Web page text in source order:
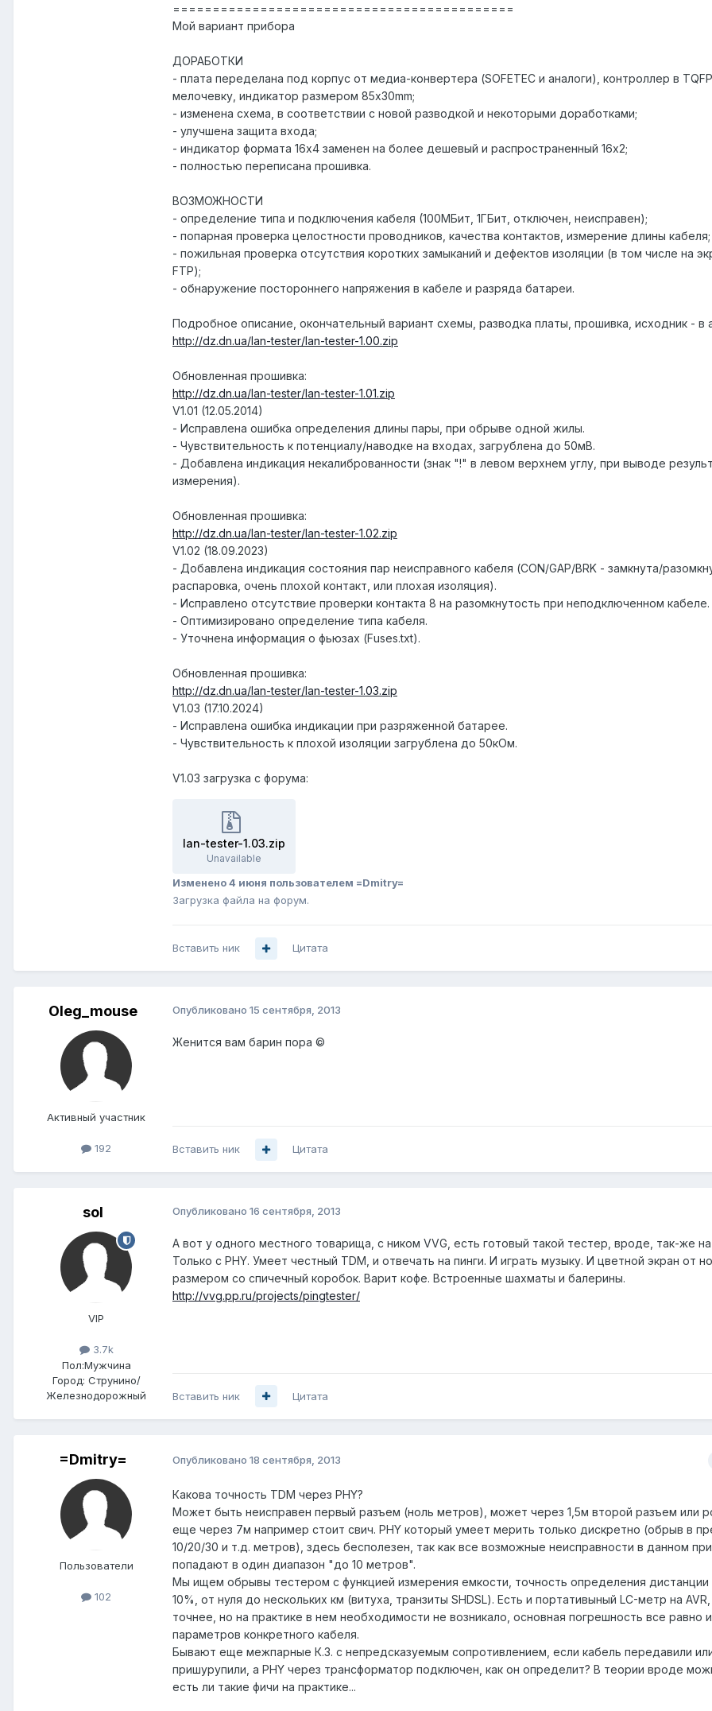
===========================================
Мой вариант прибора
ДОРАБОТКИ
- плата переделана под корпус от медиа-конвертера (SOFETEC и аналоги), контроллер в
мелочевку, индикатор размером 85x30mm;
- изменена схема, в соответствии с новой разводкой и некоторыми доработками;
- улучшена защита входа;
- индикатор формата 16x4 заменен на более дешевый и распространенный 16x2;
- полностью переписана прошивка.
ВОЗМОЖНОСТИ
- определение типа и подключения кабеля (100МБит, 1ГБит, отключен, неисправен);
- попарная проверка целостности проводников, качества контактов, измерение длины кабеля;
- пожильная проверка отсутствия коротких замыканий и дефектов изоляции (в том числе на
FTP);
- обнаружение постороннего напряжения в кабеле и разряда батареи.
Подробное описание, окончательный вариант схемы, разводка платы, прошивка, исходник - в
http://dz.dn.ua/lan-tester/lan-tester-1.00.zip
Обновленная прошивка:
http://dz.dn.ua/lan-tester/lan-tester-1.01.zip
V1.01 (12.05.2014)
- Исправлена ошибка определения длины пары, при обрыве одной жилы.
- Чувствительность к потенциалу/наводке на входах, загрублена до 50мВ.
- Добавлена индикация некалиброванности (знак "!" в левом верхнем углу, при выводе
измерения).
Обновленная прошивка:
http://dz.dn.ua/lan-tester/lan-tester-1.02.zip
V1.02 (18.09.2023)
- Добавлена индикация состояния пар неисправного кабеля (CON/GAP/BRK - замкнута/
распаровка, очень плохой контакт, или плохая изоляция).
- Исправлено отсутствие проверки контакта 8 на разомкнутость при неподключенном кабеле.
- Оптимизировано определение типа кабеля.
- Уточнена информация о фьюзах (Fuses.txt).
Обновленная прошивка:
http://dz.dn.ua/lan-tester/lan-tester-1.03.zip
V1.03 (17.10.2024)
- Исправлена ошибка индикации при разряженной батарее.
- Чувствительность к плохой изоляции загрублена до 50кОм.
V1.03 загрузка с форума:
lan-tester-1.03.zip
Unavailable
Изменено4 июня пользователем =Dmitry=
Загрузка файла на форум.
Вставить ник Цитата
Oleg_mouse
Активный участник
192
Опубликовано 15 сентября, 2013
Женится вам барин пора ©
Вставить ник Цитата
sol
VIP
3.7k
Пол:Мужчина
Город: Струнино/
Железнодорожный
Опубликовано 16 сентября, 2013
А вот у одного местного товарища, с ником VVG, есть готовый такой тестер, вроде, так-же на
Только с PHY. Умеет честный TDM, и отвечать на пинги. И играть музыку. И цветной экран от
размером со спичечный коробок. Варит кофе. Встроенные шахматы и балерины.
http://vvg.pp.ru/projects/pingtester/
Вставить ник Цитата
=Dmitry=
Пользователи
102
Опубликовано 18 сентября, 2013
Какова точность TDM через PHY?
Может быть неисправен первый разъем (ноль метров), может через 1,5м второй разъем или
еще через 7м например стоит свич. PHY который умеет мерить только дискретно (обрыв в
10/20/30 и т.д. метров), здесь бесполезен, так как все возможные неисправности в данном
попадают в один диапазон "до 10 метров".
Мы ищем обрывы тестером с функцией измерения емкости, точность определения дистанции
10%, от нуля до нескольких км (витуха, транзиты SHDSL). Есть и портативыный LC-метр на
точнее, но на практике в нем необходимости не возникало, основная погрешность все равно
параметров конкретного кабеля.
Бывают еще межпарные К.З. с непредсказуемым сопротивлением, если кабель передавили
пришурупили, а PHY через трансформатор подключен, как он определит? В теории вроде
есть ли такие фичи на практике...